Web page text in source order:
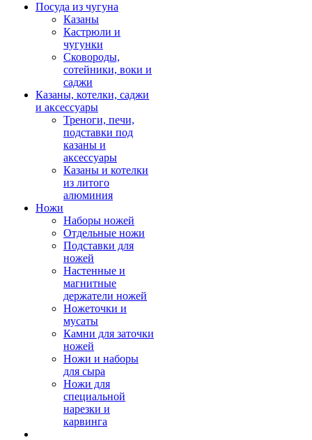
Посуда из чугуна
Казаны
Кастрюли и
чугунки
Сковороды,
сотейники, воки и
саджи
Казаны, котелки, саджи
и аксессуары
Треноги, печи,
подставки под
казаны и
аксессуары
Казаны и котелки
из литого
алюминия
Ножи
Наборы ножей
Отдельные ножи
Подставки для
ножей
Настенные и
магнитные
держатели ножей
Ножеточки и
мусаты
Камни для заточки
ножей
Ножи и наборы
для сыра
Ножи для
специальной
нарезки и
карвинга